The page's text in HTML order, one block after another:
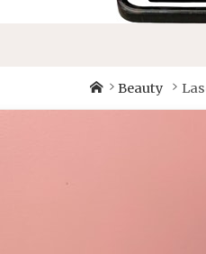
Home
Beauty